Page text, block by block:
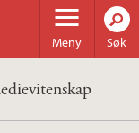
Meny Søk